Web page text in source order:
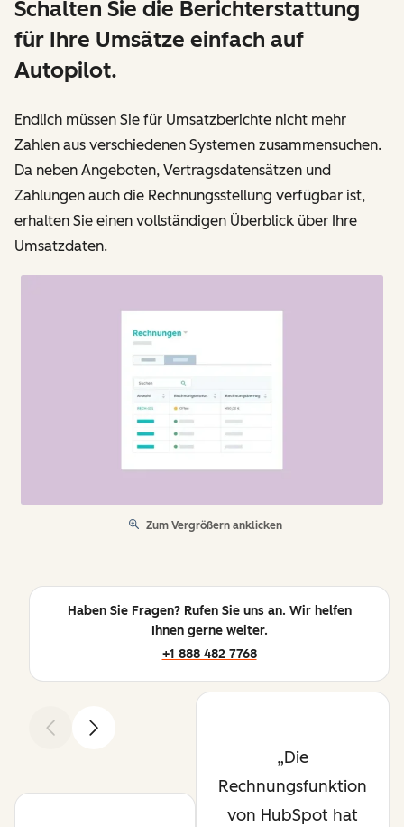
Schalten Sie die Berichterstattung
für Ihre Umsätze einfach auf
Autopilot.
Endlich müssen Sie für Umsatzberichte nicht mehr
Zahlen aus verschiedenen Systemen zusammensuchen.
Da neben Angeboten, Vertragsdatensätzen und
Zahlungen auch die Rechnungsstellung verfügbar ist,
erhalten Sie einen vollständigen Überblick über Ihre
Umsatzdaten.
Zum Vergrößern anklicken
Haben Sie Fragen? Rufen Sie uns an. Wir helfen
Ihnen gerne weiter.
+1 888 482 7768
ZurückWeiter
Die
Rechnungsfunktion
von HubSpot hat